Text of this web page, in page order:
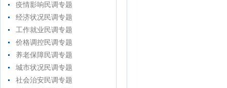
疫情影响民调专题
经济状况民调专题
工作就业民调专题
价格调控民调专题
养老保障民调专题
城市状况民调专题
社会治安民调专题